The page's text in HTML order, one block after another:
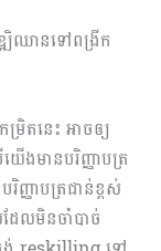
ឍិឈានទៅពង្រីក
តនេះ អាចឲ្យ
ងមានបរិញ្ញាបត្រ
ញាបត្រជាន់ខ្ពស់
ែលមិនចាំបាច់